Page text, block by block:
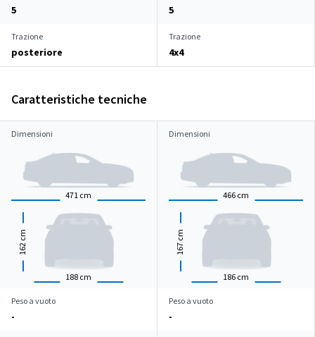
5 5
Trazione
posteriore
Trazione
4x4
Caratteristiche tecniche
Dimensioni
471 cm
188 cm
162
cm
Dimensioni
466 cm
186 cm
167
cm
Peso a vuoto
-
Peso a vuoto
-